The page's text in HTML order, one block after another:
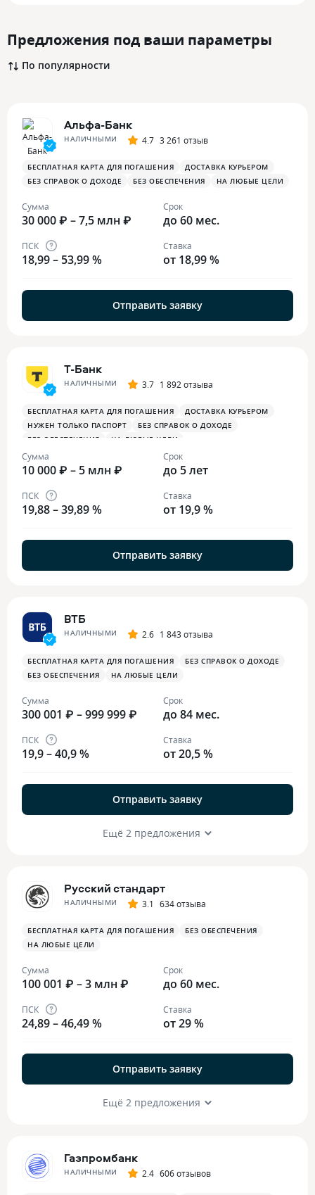
Предложения под ваши параметры
По популярности
Альфа-Банк
НАЛИЧНЫМИ 4.7 3 261 отзыв
БЕСПЛАТНАЯ КАРТА ДЛЯ ПОГАШЕНИЯ
ДОСТАВКА КУРЬЕРОМ
БЕЗ СПРАВОК О ДОХОДЕ
БЕЗ ОБЕСПЕЧЕНИЯ НА ЛЮБЫЕ ЦЕЛИ
Сумма
30 000 ₽ – 7,5 млн ₽
Срок
до 60 мес.
ПСК
18,99 – 53,99 %
Ставка
от 18,99 %
Отправить заявку
Т-Банк
НАЛИЧНЫМИ 3.7 1 892 отзыва
БЕСПЛАТНАЯ КАРТА ДЛЯ ПОГАШЕНИЯ
ДОСТАВКА КУРЬЕРОМ
НУЖЕН ТОЛЬКО ПАСПОРТ
БЕЗ СПРАВОК О ДОХОДЕ
БЕЗ ОБЕСПЕЧЕНИЯ
НА ЛЮБЫЕ ЦЕЛИ
Сумма
10 000 ₽ – 5 млн ₽
Срок
до 5 лет
ПСК
19,88 – 39,89 %
Ставка
от 19,9 %
Отправить заявку
ВТБ
НАЛИЧНЫМИ 2.6 1 843 отзыва
БЕСПЛАТНАЯ КАРТА ДЛЯ ПОГАШЕНИЯ
БЕЗ СПРАВОК О ДОХОДЕ
БЕЗ ОБЕСПЕЧЕНИЯ
НА ЛЮБЫЕ ЦЕЛИ
Сумма
300 001 ₽ – 999 999 ₽
Срок
до 84 мес.
ПСК
19,9 – 40,9 %
Ставка
от 20,5 %
Отправить заявку
Ещё 2 предложения
Русский стандарт
НАЛИЧНЫМИ 3.1 634 отзыва
БЕСПЛАТНАЯ КАРТА ДЛЯ ПОГАШЕНИЯ
БЕЗ ОБЕСПЕЧЕНИЯ
НА ЛЮБЫЕ ЦЕЛИ
Сумма
100 001 ₽ – 3 млн ₽
Срок
до 60 мес.
ПСК
24,89 – 46,49 %
Ставка
от 29 %
Отправить заявку
Ещё 2 предложения
Газпромбанк
НАЛИЧНЫМИ 2.4 606 отзывов